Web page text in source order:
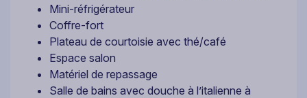
Mini-réfrigérateur
Coffre-fort
Plateau de courtoisie avec thé/café
Espace salon
Matériel de repassage
Salle de bains avec douche à l’italienne à